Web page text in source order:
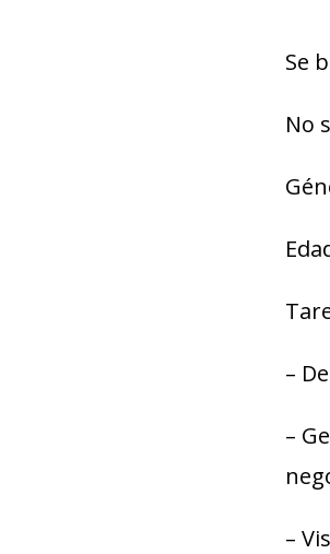
Se
No
–
–
–